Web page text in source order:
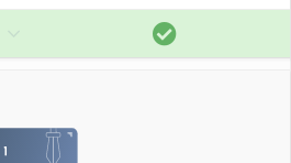
l
s
Ç
ö